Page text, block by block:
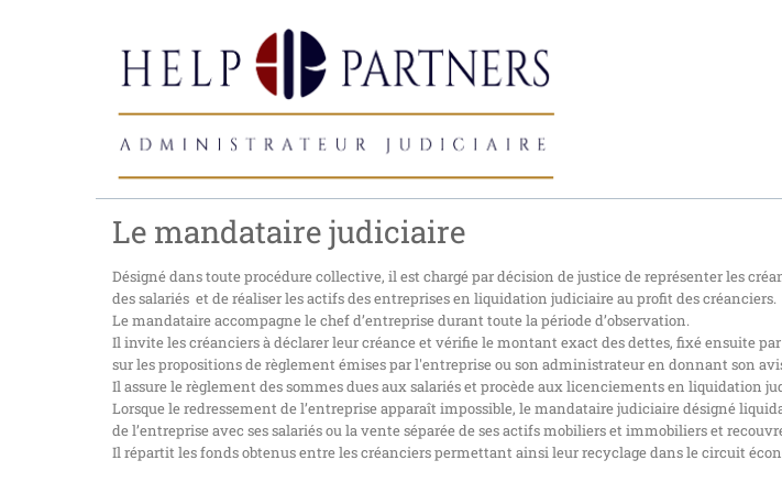
Le mandataire judiciaire
Désigné dans toute procédure collective, il est chargé par décision de justice de représenter les
des salariés et de réaliser les actifs des entreprises en liquidation judiciaire au profit des créanciers.
Le mandataire accompagne le chef d’entreprise durant toute la période d’observation.
Il invite les créanciers à déclarer leur créance et vérifie le montant exact des dettes, fixé ensuite
sur les propositions de règlement émises par l'entreprise ou son administrateur en donnant son
Il assure le règlement des sommes dues aux salariés et procède aux licenciements en liquidation
Lorsque le redressement de l’entreprise apparaît impossible, le mandataire judiciaire désigné
de l’entreprise avec ses salariés ou la vente séparée de ses actifs mobiliers et immobiliers et
Il répartit les fonds obtenus entre les créanciers permettant ainsi leur recyclage dans le circuit